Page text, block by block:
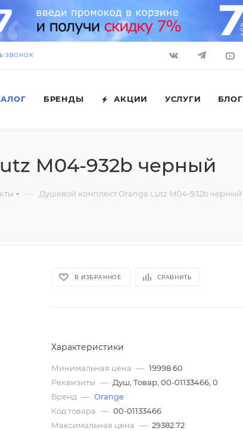
ЗВОНОК
БРЕНДЫ АКЦИИ УСЛУГИ БЛОГ
M04-932b черный
— Душевой комплект Orange Lutz M04-932b черный
В ИЗБРАННОЕ СРАВНИТЬ
Характеристики
Минимальная цена — 19998.60
Реквизиты — Душ, Товар, 00-01133466, 0
Бренд — Orange
Код товара — 00-01133466
Максимальная цена — 29382.72